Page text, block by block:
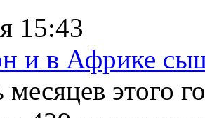
15:43
и в Африке
месяцев этого